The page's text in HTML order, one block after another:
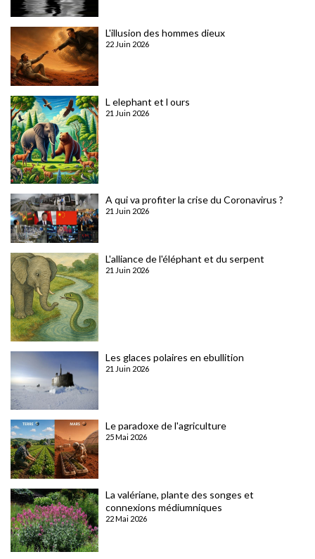
L'illusion des hommes dieux
22 Juin 2026
L elephant et l ours
21 Juin 2026
A qui va profiter la crise du Coronavirus ?
21 Juin 2026
L'alliance de l'éléphant et du serpent
21 Juin 2026
Les glaces polaires en ebullition
21 Juin 2026
Le paradoxe de l'agriculture
25 Mai 2026
La valériane, plante des songes et
connexions médiumniques
22 Mai 2026